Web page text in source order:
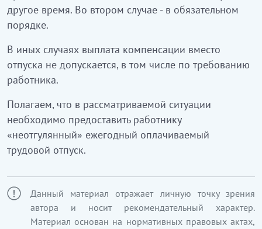
другое время. Во втором случае - в обязательном
порядке.
В иных случаях выплата компенсации вместо
отпуска не допускается, в том числе по требованию
работника.
Полагаем, что в рассматриваемой ситуации
необходимо предоставить работнику
«неотгулянный» ежегодный оплачиваемый
трудовой отпуск.
Данный материал отражает личную точку зрения
автора и носит рекомендательный характер.
Материал основан на нормативных правовых актах,